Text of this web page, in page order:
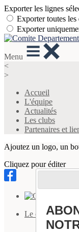
Exporter les lignes
Exporter toutes les
Exporter
Menu
<
>
Accueil
L'équipe
Actualités
Les clubs
Partenaires et
Ajoutez un logo, un
Cliquez pour éditer
Le comité▴▾
Accueil